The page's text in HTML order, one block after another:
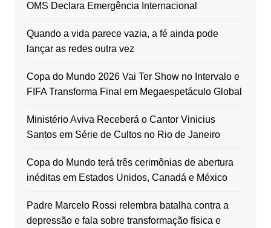
OMS Declara Emergência Internacional
Quando a vida parece vazia, a fé ainda pode
lançar as redes outra vez
Copa do Mundo 2026 Vai Ter Show no Intervalo e
FIFA Transforma Final em Megaespetáculo Global
Ministério Aviva Receberá o Cantor Vinicius
Santos em Série de Cultos no Rio de Janeiro
Copa do Mundo terá três cerimônias de abertura
inéditas em Estados Unidos, Canadá e México
Padre Marcelo Rossi relembra batalha contra a
depressão e fala sobre transformação física e